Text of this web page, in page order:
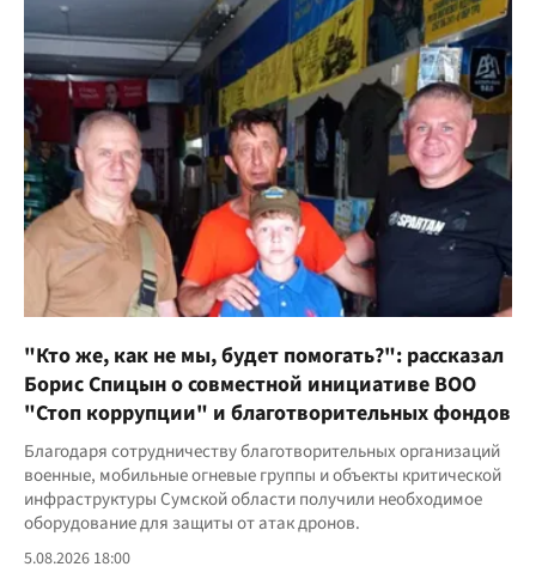
"Кто же, как не мы, будет помогать?": рассказал
Борис Спицын о совместной инициативе ВОО
"Стоп коррупции" и благотворительных фондов
Благодаря сотрудничеству благотворительных организаций
военные, мобильные огневые группы и объекты критической
инфраструктуры Сумской области получили необходимое
оборудование для защиты от атак дронов.
5.08.2026 18:00